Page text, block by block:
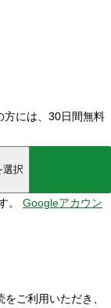
方には、30日間無料
選択
。 Googleアカウン
ご利用いただき、